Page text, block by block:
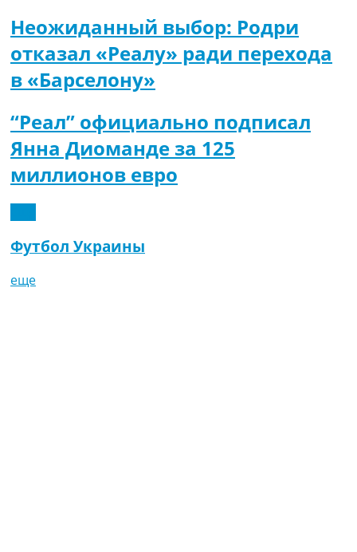
Неожиданный выбор: Родри
отказал «Реалу» ради перехода
в «Барселону»
“Реал” официально подписал
Янна Диоманде за 125
миллионов евро
Футбол Украины
еще